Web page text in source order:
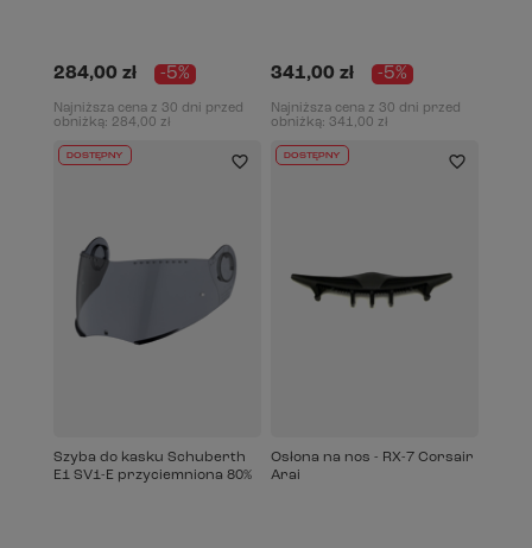
284,00 zł -5%
Najniższa cena z 30 dni przed
obniżką: 284,00 zł
341,00 zł -5%
Najniższa cena z 30 dni przed
obniżką: 341,00 zł
DOSTĘPNY
Szyba do kasku Schuberth
E1 SV1-E przyciemniona 80%
DOSTĘPNY
Osłona na nos - RX-7 Corsair
Arai